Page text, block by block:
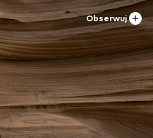
Obserwuj